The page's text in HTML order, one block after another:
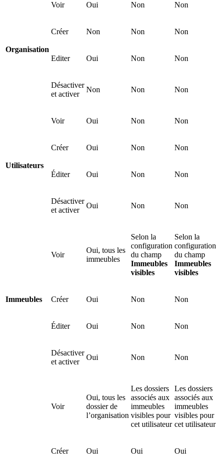
Organisation
Voir Oui Non Non
Créer Non Non Non
Editer Oui Non Non
Désactiver
et activer
Non Non Non
Utilisateurs
Voir Oui Non Non
Créer Oui Non Non
Éditer Oui Non Non
Désactiver
et activer
Oui Non Non
Immeubles
Voir
Oui, tous les
immeubles
Selon la
configuration
du champ
Immeubles
visibles
Selon la
configuration
du champ
Immeubles
visibles
Créer Oui Non Non
Éditer Oui Non Non
Désactiver
et activer
Oui Non Non
Voir
Oui, tous les
dossier de
l’organisation
Les dossiers
associés aux
immeubles
visibles pour
cet utilisateur
Les dossiers
associés aux
immeubles
visibles pour
cet utilisateur
Créer Oui Oui Oui